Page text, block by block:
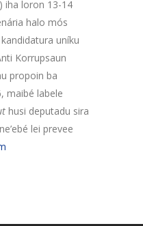
iha loron 13-14
halo mós
uníku
Korrupsaun
propoin ba
maibé labele
husi deputadu sira
lei prevee